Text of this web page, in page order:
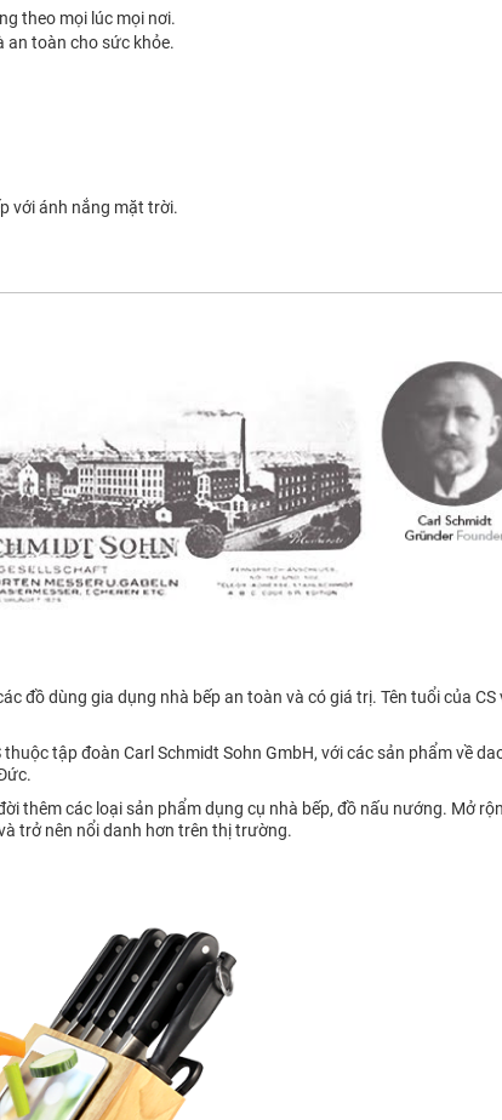
theo mọi lúc mọi nơi.
an toàn cho sức khỏe.
với ánh nắng mặt trời.
đồ dùng gia dụng nhà bếp an toàn và có giá trị. Tên tuổi của
tập đoàn Carl Schmidt Sohn GmbH, với các sản phẩm về
thêm các loại sản phẩm dụng cụ nhà bếp, đồ nấu nướng. Mở
trở nên nổi danh hơn trên thị trường.